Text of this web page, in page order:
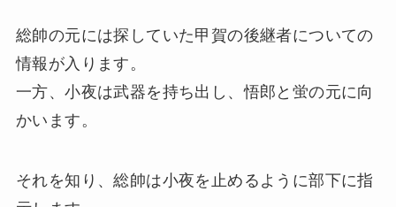
総帥の元には探していた甲賀の後継者についての
情報が入ります。
一方、小夜は武器を持ち出し、悟郎と蛍の元に向
かいます。
それを知り、総帥は小夜を止めるように部下に指